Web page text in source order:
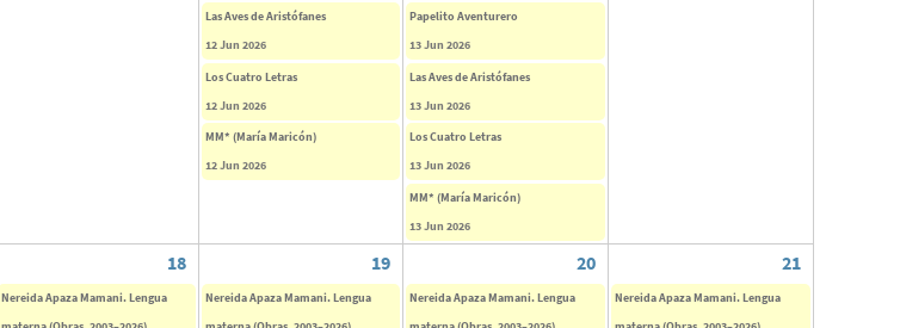
Las Aves de Aristófanes
12 Jun 2026
Los Cuatro Letras
12 Jun 2026
MM* (María Maricón)
12 Jun 2026
Papelito Aventurero
13 Jun 2026
Las Aves de Aristófanes
13 Jun 2026
Los Cuatro Letras
13 Jun 2026
MM* (María Maricón)
13 Jun 2026
18 19 20 21
Nereida Apaza Mamani. Lengua
Nereida Apaza Mamani. Lengua
Nereida Apaza Mamani. Lengua
Nereida Apaza Mamani. Lengua